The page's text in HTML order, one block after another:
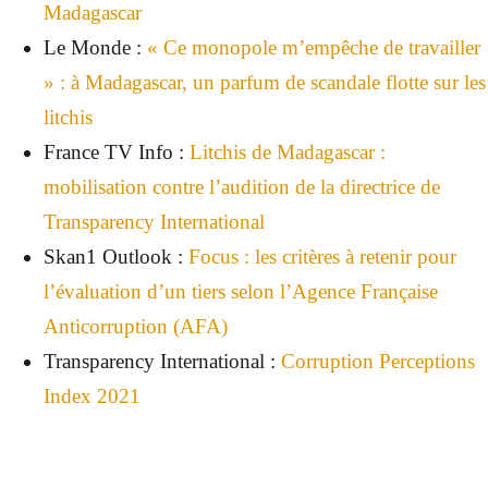
Madagascar
Le Monde : « Ce monopole m’empêche de travailler
» : à Madagascar, un parfum de scandale flotte sur les
litchis
France TV Info : Litchis de Madagascar :
mobilisation contre l’audition de la directrice de
Transparency International
Skan1 Outlook : Focus : les critères à retenir pour
l’évaluation d’un tiers selon l’Agence Française
Anticorruption (AFA)
Transparency International : Corruption Perceptions
Index 2021